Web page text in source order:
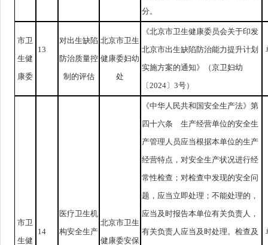
分。
市卫
生健
康委
13
对出生缺陷
防治质量控
制的评估
北京市卫生
健康委妇幼
处
《北京市卫生健康委员会关于印发
北京市出生缺陷防治能力提升计划
实施方案的通知》（京卫妇幼
〔2024〕3号）
市卫
生健
14
医疗卫生机
构安全生产
北京市卫生
健康委安保
《中华人民共和国安全生产法》第
四十六条 生产经营单位的安全生
产管理人员应当根据本单位的生产
经营特点，对安全生产状况进行经
常性检查；对检查中发现的安全问
题，应当立即处理；不能处理的，
应当及时报告本单位有关负责人，
有关负责人应当及时处理。检查及